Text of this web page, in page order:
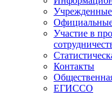
Официальные
Участие в
Контакты
ЕГИССО